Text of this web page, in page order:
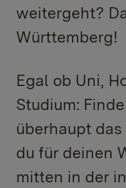
weitergeht?
Württemberg!
Egal ob Uni,
Studium:
überhaupt
du für deinen
mitten in der